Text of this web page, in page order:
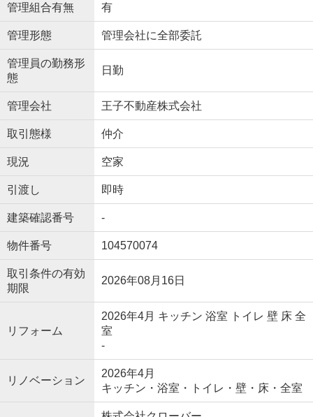
管理組合有無 有
管理形態 管理会社に全部委託
管理員の勤務形
態
日勤
管理会社 王子不動産株式会社
取引態様 仲介
現況 空家
引渡し 即時
建築確認番号 -
物件番号 104570074
取引条件の有効
期限
2026年08月16日
リフォーム
2026年4月 キッチン 浴室 トイレ 壁 床 全
室
-
リノベーション
2026年4月
キッチン・浴室・トイレ・壁・床・全室